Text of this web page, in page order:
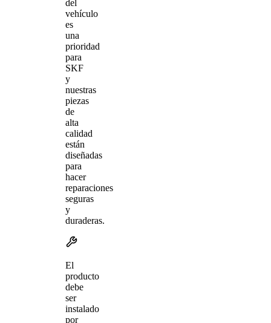
del
vehículo
es
una
prioridad
para
SKF
y
nuestras
piezas
de
alta
calidad
están
diseñadas
para
hacer
reparaciones
seguras
y
duraderas.
El
producto
debe
ser
instalado
por